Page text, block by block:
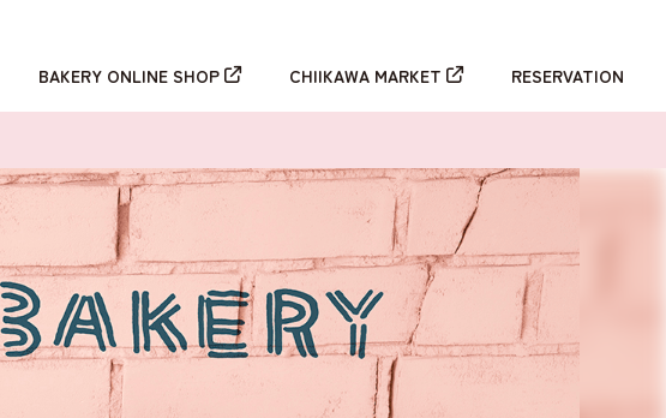
BAKERY ONLINE SHOP CHIIKAWA MARKET RESERVATION